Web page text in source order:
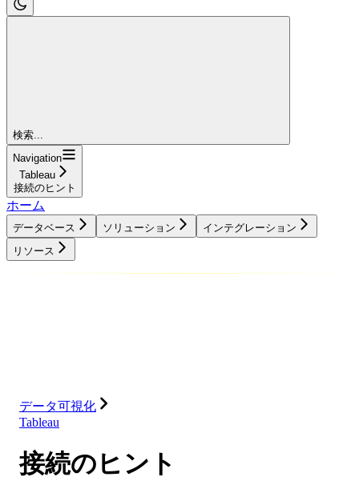
検索...
Navigation
Tableau
接続のヒント
ホーム
データベース ソリューション
インテグレーション
リソース
データ可視化
Tableau
接続のヒント